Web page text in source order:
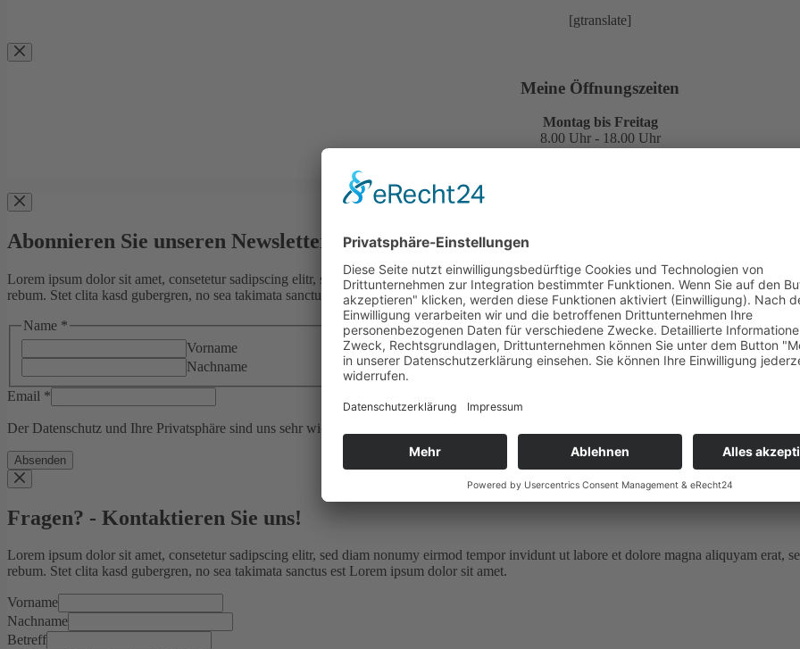
[gtranslate]
Meine Öffnungszeiten
Montag bis Freitag
8.00 Uhr - 18.00 Uhr
Abonnieren Sie unseren Newsletter
Lorem ipsum dolor sit amet, consetetur sadipscing elitr, sed diam nonumy eirmod tempor invidunt ut labore et dolore magna aliquyam erat,
rebum. Stet clita kasd gubergren, no sea takimata sanctus est Lorem ipsum dolor sit amet.
Name *
Vorname
Nachname
Email *
Der Datenschutz und Ihre Privatsphäre sind uns sehr wichtig. Bitte beachten Sie unsere Hinweise hierzu in unserer
Absenden
Fragen? - Kontaktieren Sie uns!
Lorem ipsum dolor sit amet, consetetur sadipscing elitr, sed diam nonumy eirmod tempor invidunt ut labore et dolore magna aliquyam erat,
rebum. Stet clita kasd gubergren, no sea takimata sanctus est Lorem ipsum dolor sit amet.
Vorname
Nachname
Betreff